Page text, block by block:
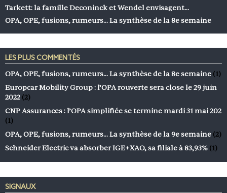
Tarkett: la famille Deconinck et Wendel envisagent…
OPA, OPE, fusions, rumeurs… La synthèse de la 8e semaine
LES PLUS COMMENTÉS
OPA, OPE, fusions, rumeurs… La synthèse de la 8e semaine (1)
Europcar Mobility Group : l’OPA rouverte sera close le 29 juin
2022 (2)
CNP Assurances : l’OPA simplifiée se termine mardi 31 mai 202
(1)
OPA, OPE, fusions, rumeurs… La synthèse de la 9e semaine (2)
Schneider Electric va absorber IGE+XAO, sa filiale à 83,93% (1)
SIGNAUX